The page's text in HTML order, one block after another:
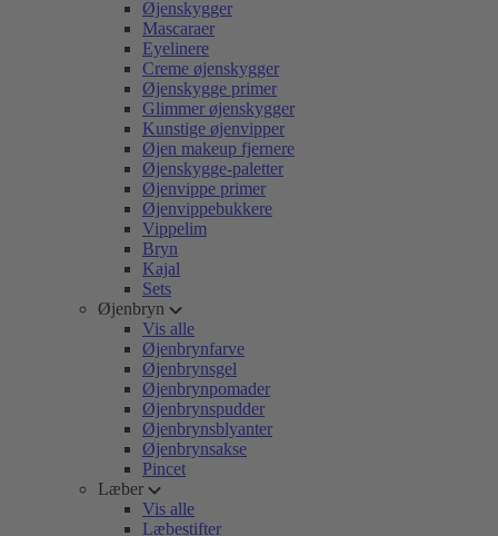
Øjenskygger
Mascaraer
Eyelinere
Creme øjenskygger
Øjenskygge primer
Glimmer øjenskygger
Kunstige øjenvipper
Øjen makeup fjernere
Øjenskygge-paletter
Øjenvippe primer
Øjenvippebukkere
Vippelim
Bryn
Kajal
Sets
Øjenbryn
Vis alle
Øjenbrynfarve
Øjenbrynsgel
Øjenbrynpomader
Øjenbrynspudder
Øjenbrynsblyanter
Øjenbrynsakse
Pincet
Læber
Vis alle
Læbestifter